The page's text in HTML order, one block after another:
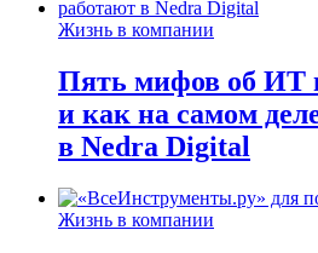
Жизнь в компании
Пять мифов об ИТ
и как на самом
в Nedra Digital
Жизнь в компании